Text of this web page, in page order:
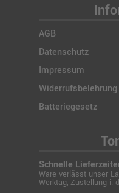
AGB
Datenschutz
Impressum
Widerrufsbelehrung
Batteriegesetz
Schnelle
Ware verlässt unser
Werktag, Zustellung i.